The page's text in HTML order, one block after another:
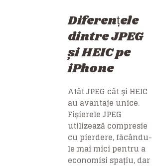
Diferențele
dintre JPEG
și HEIC pe
iPhone
Atât JPEG cât și HEIC
au avantaje unice.
Fișierele JPEG
utilizează compresie
cu pierdere, făcându-
le mai mici pentru a
economisi spațiu, dar